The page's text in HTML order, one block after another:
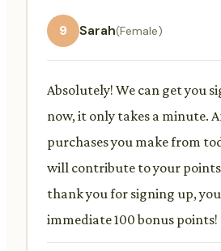
9 Sarah(Female)
Absolutely! We can get you
now, it only takes a minute.
purchases you make from
will contribute to your points
thank you for signing up,
immediate 100 bonus points!